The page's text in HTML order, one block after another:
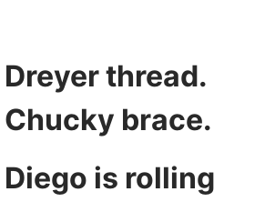
thread.
Chucky brace.
Diego is rolling